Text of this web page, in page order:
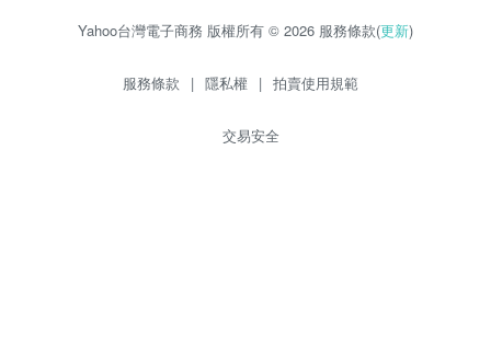
Yahoo台灣電子商務 版權所有 © 2026 服務條款(更新)
服務條款 | 隱私權 | 拍賣使用規範
交易安全